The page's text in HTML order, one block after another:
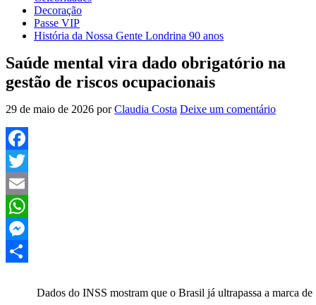
Decoração
Passe VIP
História da Nossa Gente Londrina 90 anos
Saúde mental vira dado obrigatório na
gestão de riscos ocupacionais
29 de maio de 2026 porClaudia Costa Deixe um comentário
Facebook
Twitter
Email
WhatsApp
Messenger
Dados do INSS mostram que o Brasil já ultrapassa a marca